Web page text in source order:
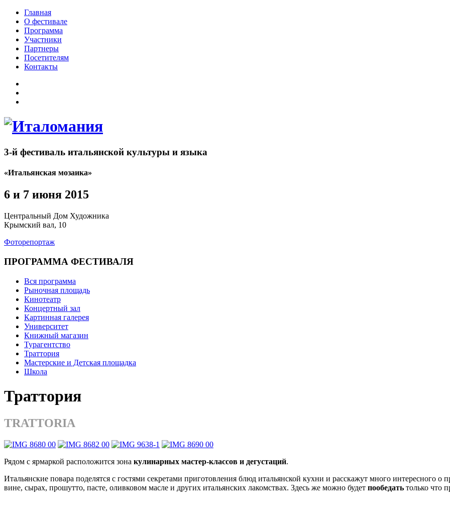
Главная
О фестивале
Программа
Участники
Партнеры
Посетителям
Контакты
3-й фестиваль итальянской культуры и языка
«Итальянская мозаика»
6 и 7 июня 2015
Центральный Дом Художника
Крымский вал, 10
Фоторепортаж
ПРОГРАММА ФЕСТИВАЛЯ
Вся программа
Рыночная площадь
Кинотеатр
Концертный зал
Картинная галерея
Университет
Книжный магазин
Турагентство
Траттория
Мастерские и Детская площадка
Школа
Траттория
TRATTORIA
Рядом с ярмаркой расположится зона кулинарных мастер-классов и дегустаций.
Итальянские повара поделятся с гостями секретами приготовления блюд итальянской кухни и расскажут много интересного
вине, сырах, прошутто, пасте, оливковом масле и других итальянских лакомствах. Здесь же можно будет пообедать только что